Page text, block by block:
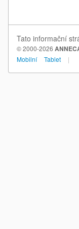
Tato informační
© 2000-2026
Mobilní
Tablet |